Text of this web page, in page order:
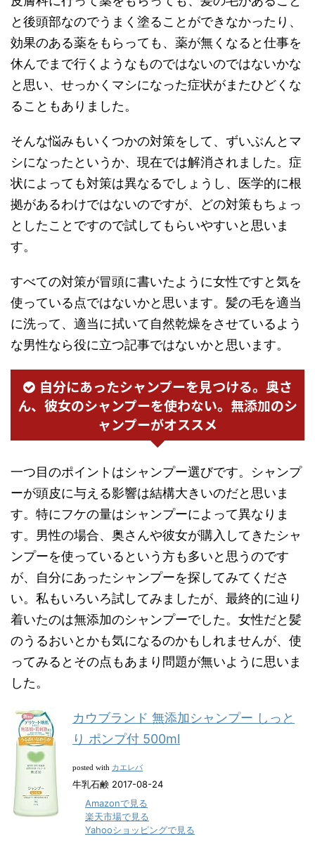
と後頭部なのでうまく塗ることができなかったり、
効果のある薬をもらっても、薬が無くなると仕事を
休んでまで行くようなものではないのではないかな
と思い、せっかくマシになった症状がまたひどくな
ることもありました。
そんな悩みもいくつかの対策をして、ずいぶんとマ
シになったというか、現在では解消されました。症
状によっても対策は異なるでしょうし、医学的に根
拠があるわけではないのですが、どの対策もちょっ
としたことですので試してもらいやすいと思いま
す。
すべての対策が冒頭に書いたように女性ですと気を
使っている点ではないかと思います。髪の毛を適当
に洗って、適当に拭いて自然乾燥をさせているよう
な男性なら役に立つ記事ではないかと思います。
自分にあったシャンプーを見つける。奥さ
ん、彼女のシャンプーを使わない。無添加のシ
ャンプーがオススメ
一つ目のポイントはシャンプー選びです。シャンプ
ーが頭皮に与える影響は結構大きいのだと思いま
す。特にフケの量はシャンプーによって異なりま
す。男性の場合、奥さんや彼女が購入してきたシャ
ンプーを使っているという方も多いと思うのです
が、自分にあったシャンプーを探してみてくださ
い。私もいろいろ試してみましたが、最終的に辿り
着いたのは無添加のシャンプーでした。女性だと髪
のうるおいとかも気になるのかもしれませんが、使
ってみるとその点もあまり問題が無いように思いま
した。
カウブランド 無添加シャンプー しっと
り ポンプ付 500ml
posted with カエレバ
牛乳石鹸 2017-08-24
Amazonで見る
楽天市場で見る
Yahooショッピングで見る